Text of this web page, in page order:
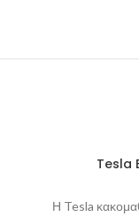
Tesla
Η Tesla